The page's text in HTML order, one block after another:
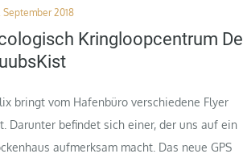
September 2018
Kringloopcentrum De
bringt vom Hafenbüro verschiedene Flyer
Darunter befindet sich einer, der uns auf ein
aufmerksam macht. Das neue GPS